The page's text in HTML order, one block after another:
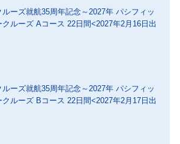
ーズ就航35周年記念～2027年 パシフィッ
ルーズ Aコース 22日間<2027年2月16日出
ーズ就航35周年記念～2027年 パシフィッ
ルーズ Bコース 22日間<2027年2月17日出